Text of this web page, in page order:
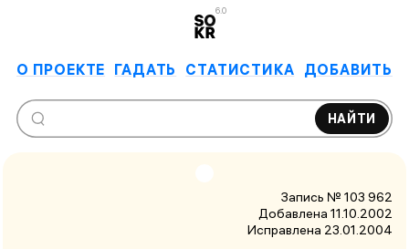
6.0
О ПРОЕКТЕ ГАДАТЬ СТАТИСТИКА ДОБАВИТЬ
НАЙТИ
Запись № 103 962
Добавлена 11.10.2002
Исправлена 23.01.2004